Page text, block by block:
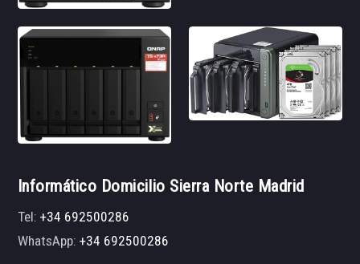
Informático Domicilio Sierra Norte Madrid
Tel:+34 692500286
WhatsApp:+34 692500286